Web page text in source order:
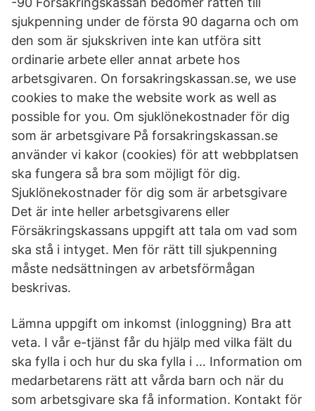
sjukpenning under de första 90 dagarna och om
den som är sjukskriven inte kan utföra sitt
ordinarie arbete eller annat arbete hos
arbetsgivaren. On forsakringskassan.se, we use
cookies to make the website work as well as
possible for you. Om sjuklönekostnader för dig
som är arbetsgivare På forsakringskassan.se
använder vi kakor (cookies) för att webbplatsen
ska fungera så bra som möjligt för dig.
Sjuklönekostnader för dig som är arbetsgivare
Det är inte heller arbetsgivarens eller
Försäkringskassans uppgift att tala om vad som
ska stå i intyget. Men för rätt till sjukpenning
måste nedsättningen av arbetsförmågan
beskrivas.
Lämna uppgift om inkomst (inloggning) Bra att
veta. I vår e-tjänst får du hjälp med vilka fält du
ska fylla i och hur du ska fylla i … Information om
medarbetarens rätt att vårda barn och när du
som arbetsgivare ska få information. Kontakt för